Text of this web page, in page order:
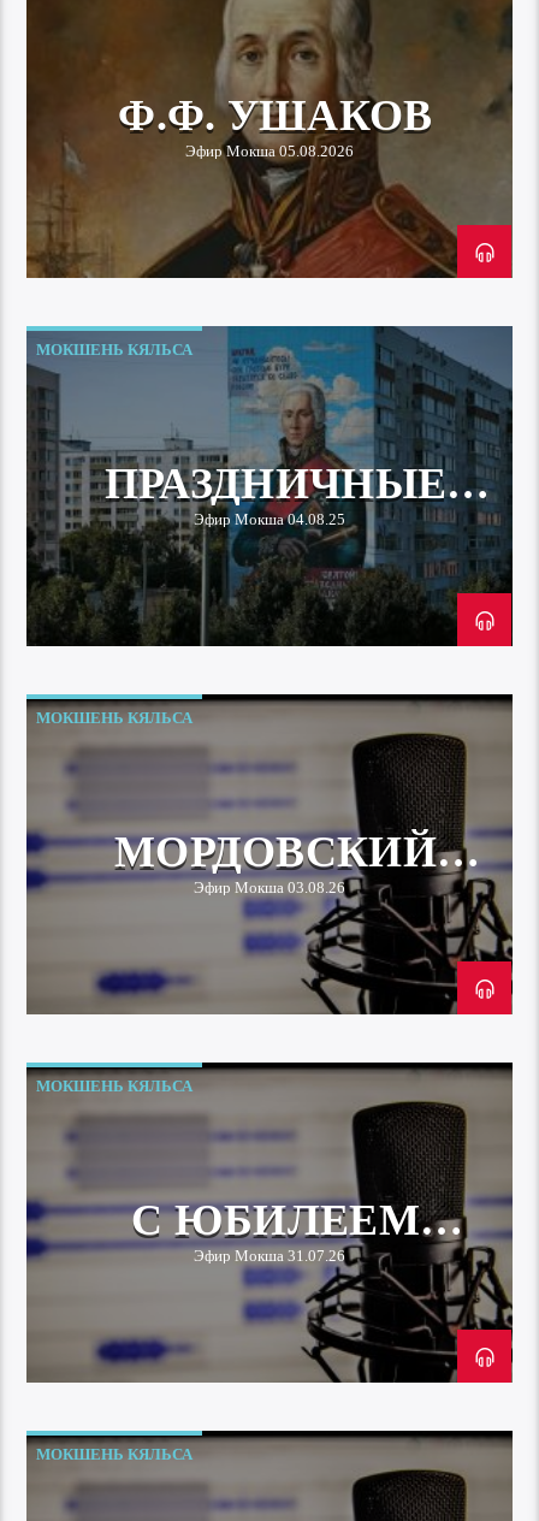
Ф.Ф. УШАКОВ
Эфир Мокша 05.08.2026
МОКШЕНЬ КЯЛЬСА
ПРАЗДНИЧНЫЕ
МЕРОПРИЯТИЯ
Эфир Мокша 04.08.25
МОКШЕНЬ КЯЛЬСА
МОРДОВСКИЙ
ФОЛЬКЛОР
Эфир Мокша 03.08.26
МОКШЕНЬ КЯЛЬСА
С ЮБИЛЕЕМ
«ВРЕМЯ И ЖИЗНЬ»!
Эфир Мокша 31.07.26
МОКШЕНЬ КЯЛЬСА